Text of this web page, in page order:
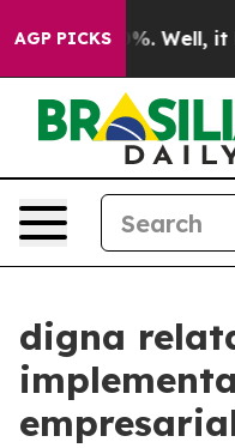
AGP PICKS
40%. Well, it Didn’t
digna